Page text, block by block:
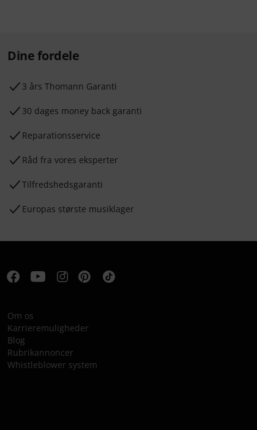
Dine fordele
3 års Thomann Garanti
30 dages money back garanti
Reparationsservice
Råd fra vores eksperter
Tilfredshedsgaranti
Europas største musiklager
Om os
Karrieremuligheder
Blog
Rubrikannoncer
Whistleblower system